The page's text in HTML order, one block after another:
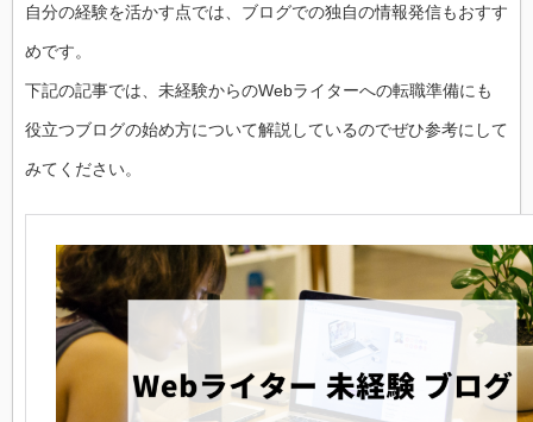
自分の経験を活かす点では、ブログでの独自の情報発信もおすす
めです。
下記の記事では、未経験からのWebライターへの転職準備にも
役立つブログの始め方について解説しているのでぜひ参考にして
みてください。